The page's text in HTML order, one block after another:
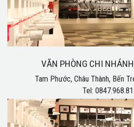
VĂN PHÒNG CHI
Tam Phước, Châu Thành, Bến
Tel: